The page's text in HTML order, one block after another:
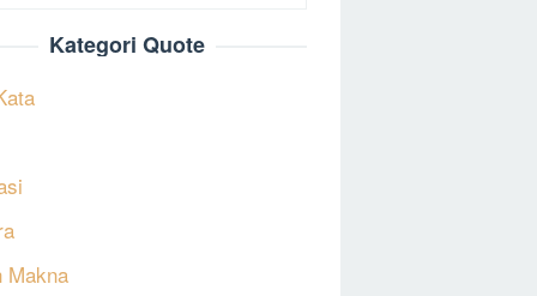
Kategori Quote
Makna